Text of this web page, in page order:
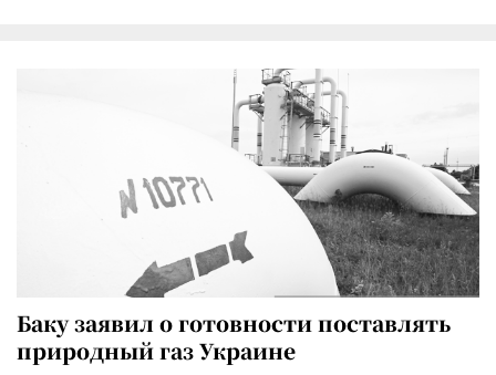
Баку заявил о готовности поставлять
природный газ Украине